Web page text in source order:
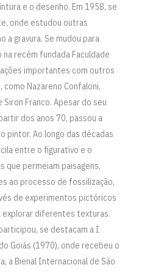
e o desenho. Em 1958, se
onde estudou outras
a gravura. Se mudou para
na recém fundada Faculdade
importantes com outros
Nazareno Confaloni,
Siron Franco. Apesar do seu
dos anos 70, passou a
pintor. Ao longo das décadas
entre o figurativo e o
que permeiam paisagens,
ao processo de fossilização,
de experimentos pictóricos
diferentes texturas.
se destacam a I
Goiás (1970), onde recebeu o
a Bienal Internacional de São